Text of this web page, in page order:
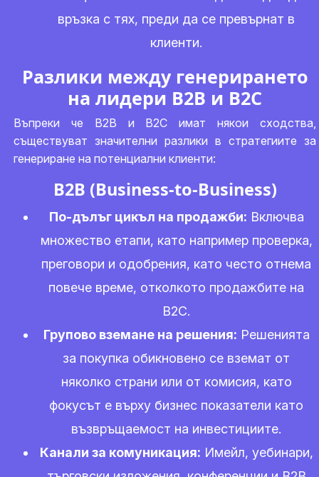
връзка с тях, преди да се превърнат в
клиенти.
Разлики между генерирането
на лидери B2B и B2C
Въпреки че B2B и B2C имат някои сходства,
съществуват значителни разлики в стратегиите за
генериране на потенциални клиенти:
B2B (Business-to-Business)
По-дълъг цикъл на продажби: Включва
множество етапи, като например проверка,
преговори и одобрения, като често отнема
повече време, отколкото продажбите на
B2C.
Групово вземане на решения: Решенията
за покупка обикновено се вземат от
няколко страни или от комисия, като
фокусът е върху бизнес показатели като
възвръщаемост на инвестициите.
Канали за комуникация: Имейл, уебинари,